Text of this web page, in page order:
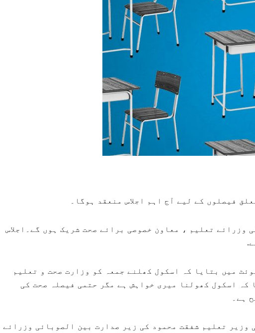
فیصلوں کے لیے آج اہم اجلاس منعقد ہوگا۔
وزرائے تعلیم ، معاون خصوصی برائے صحت شریک ہوں گے۔اجلاس
میں بتایا کہ اسکول کھلنے جمعہ کو وزارت صحت و تعلیم
کہ اسکول کھولنا میری خواہش ہے مگر حتمی فیصلہ صحت کی
ہے۔
وزیر تعلیم شفقت محمود کی زیر صدارت بین الصوبائی وزرائے